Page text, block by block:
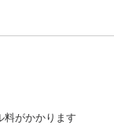
料がかかります